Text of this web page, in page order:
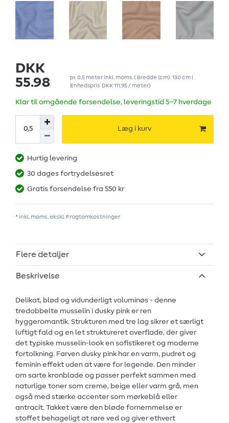
DKK
55.98
pr. 0,5 meterinkl. moms. ( Bredde (cm): 130 cm |
Enhedspris DKK 111.95 / meter)
Klar til omgående forsendelse, leveringstid 5–7 hverdage
Læg i kurv
Hurtig levering
30 dages fortrydelsesret
Gratis forsendelse fra 550 kr
* inkl. moms. ekskl. Fragtomkostninger
Flere detaljer
Beskrivelse
Delikat, blød og vidunderligt voluminøs - denne
tredobbelte musselin i dusky pink er ren
hyggeromantik. Strukturen med tre lag sikrer et særligt
luftigt fald og en let struktureret overflade, der giver
det typiske musselin-look en sofistikeret og moderne
fortolkning. Farven dusky pink har en varm, pudret og
feminin effekt uden at være for legende. Den minder
om sarte kronblade og passer perfekt sammen med
naturlige toner som creme, beige eller varm grå, men
også med stærke accenter som mørkeblå eller
antracit. Takket være den bløde fornemmelse er
stoffet behageligt at røre ved og giver ethvert